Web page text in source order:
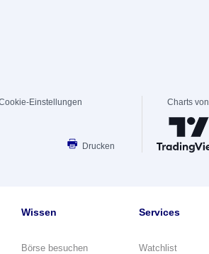
Einstellungen
Drucken
Charts von
Wissen
Börse besuchen
Services
Watchlist